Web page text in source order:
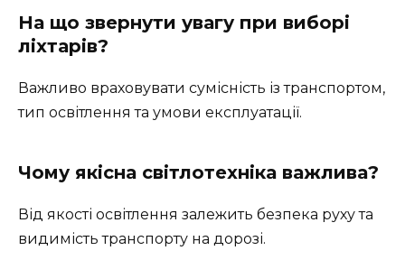
На що звернути увагу при виборі
ліхтарів?
Важливо враховувати сумісність із транспортом,
тип освітлення та умови експлуатації.
Чому якісна світлотехніка важлива?
Від якості освітлення залежить безпека руху та
видимість транспорту на дорозі.